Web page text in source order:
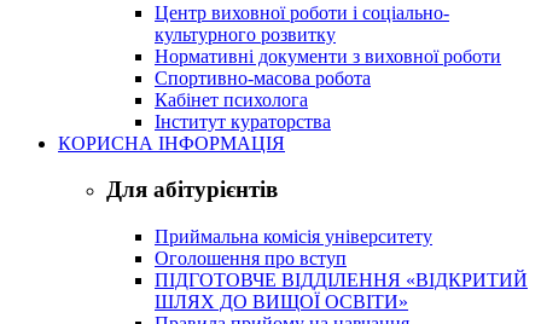
Центр виховної роботи і соціально-
культурного розвитку
Нормативні документи з виховної роботи
Спортивно-масова робота
Кабінет психолога
Інститут кураторства
КОРИСНА ІНФОРМАЦІЯ
Для абітурієнтів
Приймальна комісія університету
Оголошення про вступ
ПІДГОТОВЧЕ ВІДДІЛЕННЯ «ВІДКРИТИЙ
ШЛЯХ ДО ВИЩОЇ ОСВІТИ»